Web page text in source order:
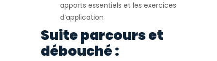
apports essentiels et les exercices
d’application
Suite parcours et
débouché :